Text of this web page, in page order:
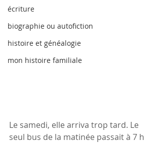
écriture
biographie ou autofiction
histoire et généalogie
mon histoire familiale
Le samedi, elle arriva trop tard. Le
seul bus de la matinée passait à 7 h